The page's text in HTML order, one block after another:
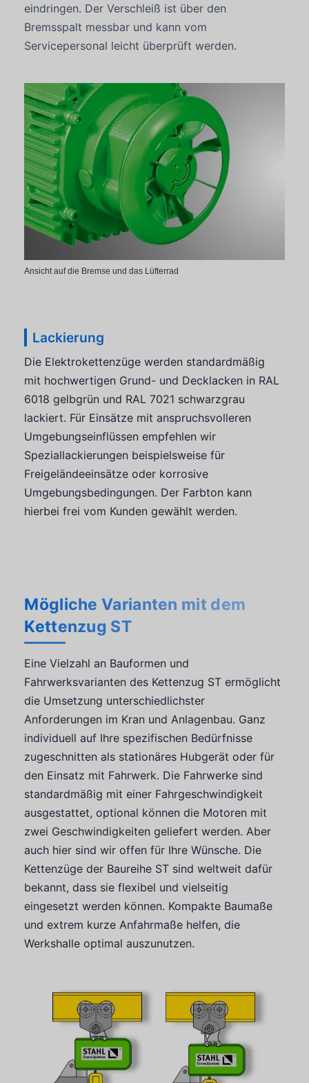
eindringen. Der Verschleiß ist über den
Bremsspalt messbar und kann vom
Servicepersonal leicht überprüft werden.
Ansicht auf die Bremse und das Lüfterrad
Lackierung
Die Elektrokettenzüge werden standardmäßig
mit hochwertigen Grund- und Decklacken in RAL
6018 gelbgrün und RAL 7021 schwarzgrau
lackiert. Für Einsätze mit anspruchsvolleren
Umgebungseinflüssen empfehlen wir
Speziallackierungen beispielsweise für
Freigeländeeinsätze oder korrosive
Umgebungsbedingungen. Der Farbton kann
hierbei frei vom Kunden gewählt werden.
Mögliche Varianten mit dem
Kettenzug ST
Eine Vielzahl an Bauformen und
Fahrwerksvarianten des Kettenzug ST ermöglicht
die Umsetzung unterschiedlichster
Anforderungen im Kran und Anlagenbau. Ganz
individuell auf Ihre spezifischen Bedürfnisse
zugeschnitten als stationäres Hubgerät oder für
den Einsatz mit Fahrwerk. Die Fahrwerke sind
standardmäßig mit einer Fahrgeschwindigkeit
ausgestattet, optional können die Motoren mit
zwei Geschwindigkeiten geliefert werden. Aber
auch hier sind wir offen für Ihre Wünsche. Die
Kettenzüge der Baureihe ST sind weltweit dafür
bekannt, dass sie flexibel und vielseitig
eingesetzt werden können. Kompakte Baumaße
und extrem kurze Anfahrmaße helfen, die
Werkshalle optimal auszunutzen.